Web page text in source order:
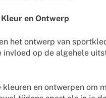
en Ontwerp
het ontwerp van
invloed op de algehele
kleuren en ontwerpen om